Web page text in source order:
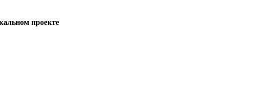
проекте